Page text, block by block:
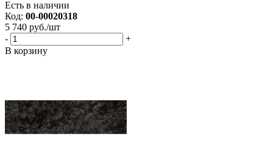
Есть в наличии
Код: 00-00020318
5 740 руб./шт
-
+
В корзину